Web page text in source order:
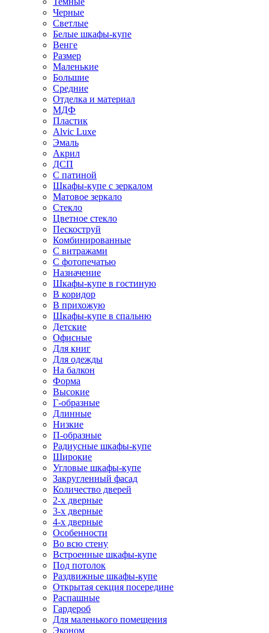
Черные
Светлые
Белые шкафы-купе
Венге
Размер
Маленькие
Большие
Средние
Отделка и материал
МДФ
Пластик
Alvic Luxe
Эмаль
Акрил
ДСП
С патиной
Шкафы-купе с зеркалом
Матовое зеркало
Стекло
Цветное стекло
Пескоструй
Комбинированные
С витражами
С фотопечатью
Назначение
Шкафы-купе в гостиную
В коридор
В прихожую
Шкафы-купе в спальню
Детские
Офисные
Для книг
Для одежды
На балкон
Форма
Высокие
Г-образные
Длинные
Низкие
П-образные
Радиусные шкафы-купе
Широкие
Угловые шкафы-купе
Закругленный фасад
Количество дверей
2-х дверные
3-х дверные
4-х дверные
Особенности
Во всю стену
Встроенные шкафы-купе
Под потолок
Раздвижные шкафы-купе
Открытая секция посередине
Распашные
Гардероб
Для маленького помещения
Эконом